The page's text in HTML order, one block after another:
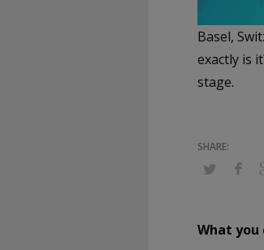
Basel,
exactly is
stage.
What you